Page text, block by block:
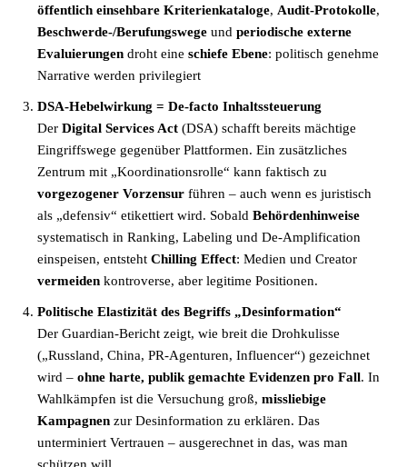
öffentlich einsehbare Kriterienkataloge, Audit-Protokolle,
Beschwerde-/Berufungswege und periodische externe
Evaluierungen droht eine schiefe Ebene: politisch genehme
Narrative werden privilegiert
DSA-Hebelwirkung = De-facto Inhaltssteuerung
Der Digital Services Act (DSA) schafft bereits mächtige
Eingriffswege gegenüber Plattformen. Ein zusätzliches
Zentrum mit „Koordinationsrolle“ kann faktisch zu
vorgezogener Vorzensur führen – auch wenn es juristisch
als „defensiv“ etikettiert wird. Sobald Behördenhinweise
systematisch in Ranking, Labeling und De-Amplification
einspeisen, entsteht Chilling Effect: Medien und Creator
vermeiden kontroverse, aber legitime Positionen.
Politische Elastizität des Begriffs „Desinformation“
Der Guardian-Bericht zeigt, wie breit die Drohkulisse
(„Russland, China, PR-Agenturen, Influencer“) gezeichnet
wird – ohne harte, publik gemachte Evidenzen pro Fall. In
Wahlkämpfen ist die Versuchung groß, missliebige
Kampagnen zur Desinformation zu erklären. Das
unterminiert Vertrauen – ausgerechnet in das, was man